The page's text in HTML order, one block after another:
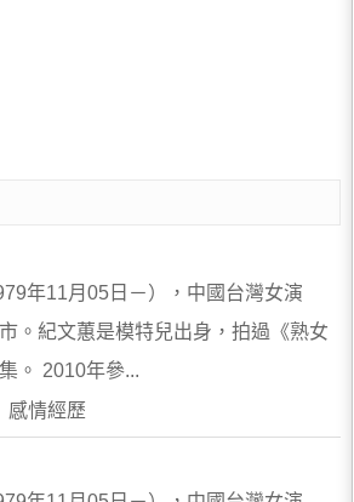
年11月05日－），中國台灣女演
。紀文蕙是模特兒出身，拍過《熟女
。 2010年參...
情經歷